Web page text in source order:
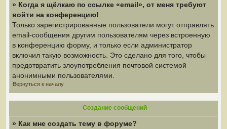
» Когда я щёлкаю по ссылке «email», от меня требуют
войти на конференцию!
Только зарегистрированные пользователи могут отправлять
email-сообщения другим пользователям через встроенную
в конференцию форму, и только если администратор
включил такую возможность. Это сделано для того, чтобы
предотвратить злоупотребления почтовой системой
анонимными пользователями.
Вернуться к началу
Создание сообщений
» Как мне создать тему в форуме?